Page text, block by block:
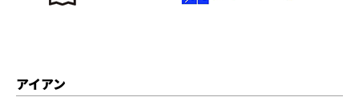
アイアン